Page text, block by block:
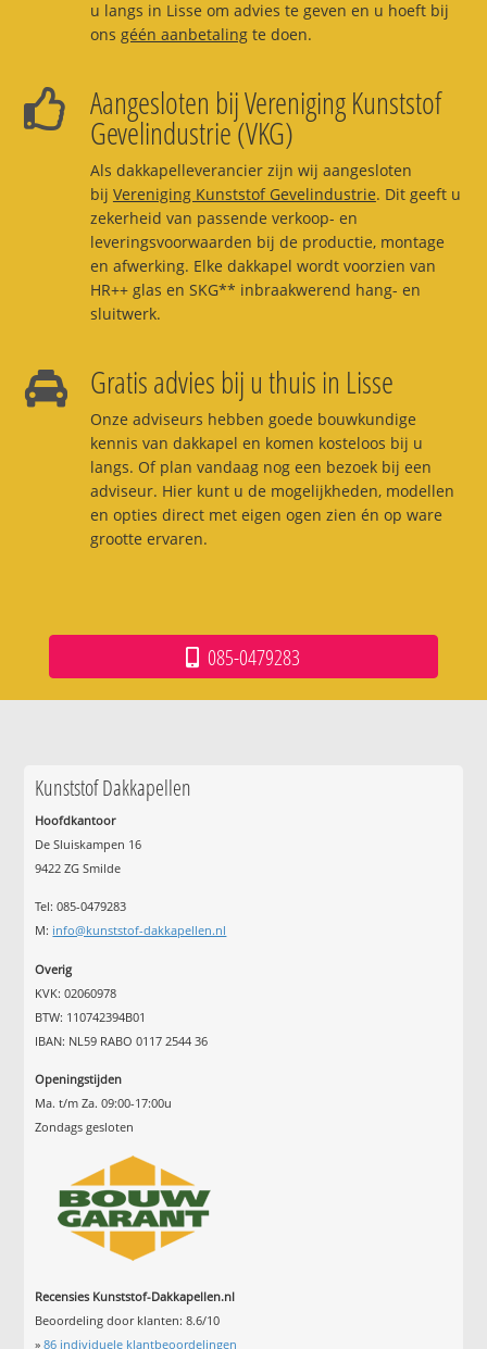
u langs in Lisse om advies te geven en u hoeft bij
ons géén aanbetalingte doen.
Aangesloten bij Vereniging Kunststof
Gevelindustrie (VKG)
Als dakkapelleverancier zijn wij aangesloten
bij Vereniging Kunststof Gevelindustrie. Dit geeft u
zekerheid van passende verkoop- en
leveringsvoorwaarden bij de productie, montage
en afwerking. Elke dakkapel wordt voorzien van
HR++ glas en SKG** inbraakwerend hang- en
sluitwerk.
Gratis advies bij u thuis in Lisse
Onze adviseurs hebben goede bouwkundige
kennis van dakkapel en komen kosteloos bij u
langs. Of plan vandaag nog een bezoek bij een
adviseur. Hier kunt u de mogelijkheden, modellen
en opties direct met eigen ogen zien én op ware
grootte ervaren.
085-0479283
Kunststof Dakkapellen
Hoofdkantoor
De Sluiskampen 16
9422 ZG Smilde
Tel: 085-0479283
M: info@kunststof-dakkapellen.nl
Overig
KVK: 02060978
BTW: 110742394B01
IBAN: NL59 RABO 0117 2544 36
Openingstijden
Ma. t/m Za. 09:00-17:00u
Zondags gesloten
Recensies Kunststof-Dakkapellen.nl
Beoordeling door klanten:8.6/10
»86 individuele klantbeoordelingen